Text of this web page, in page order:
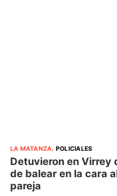
LA MATANZA. POLICIALES
Detuvieron en Virrey
de balear en la cara
pareja